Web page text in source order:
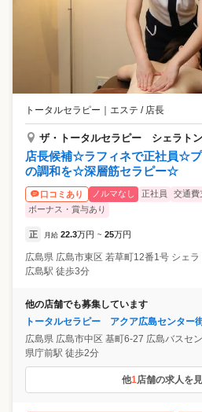
トータルセラピー ｜ エステ / 店長
ザ・トータルセラピー シェラト
店長候補☆ラフィネで正社員☆
の調和を☆深層筋セラピー☆
口コミあり ノルマなし 正社員 交通費
ボーナス・賞与あり
正 月給 22.3万円 ~ 25万円
広島県 広島市東区 若草町12番1号 シェラトングラ
広島駅 徒歩3分
他の店舗でも募集しています
トータルセラピー アクア広島センター
広島県 広島市中区 基町6-27 広島バスセン
県庁前駅 徒歩2分
他1店舗の求人を